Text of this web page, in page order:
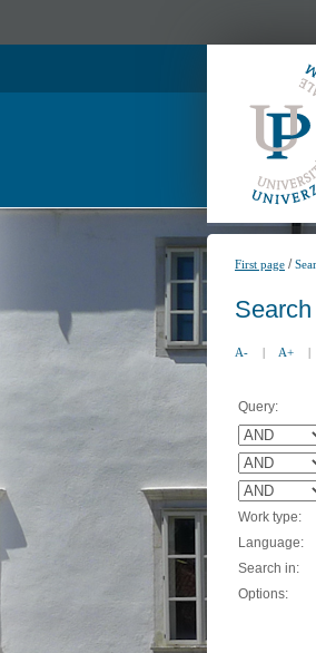
First page /
A- | A+ |
Query:
Work type:
Language:
Search in:
Options: